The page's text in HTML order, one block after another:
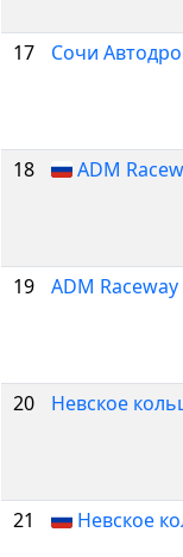
17
Сочи
18
ADM
19
ADM
20
Невское
21
Невское